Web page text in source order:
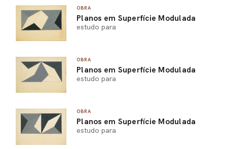
OBRA
Planos em Superfície Modulada
estudo para
OBRA
Planos em Superfície Modulada
estudo para
OBRA
Planos em Superfície Modulada
estudo para